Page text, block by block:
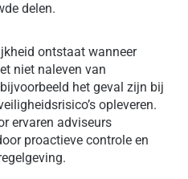
delen.
ontstaat wanneer
niet naleven van
het geval zijn bij
opleveren.
ervaren adviseurs
proactieve controle en